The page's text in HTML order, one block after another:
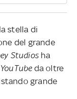
stella di
del grande
Studios ha
YouTubeda oltre
grande